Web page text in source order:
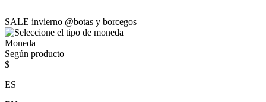
SALE invierno @botas y borcegos
Moneda
Según producto
$
ES